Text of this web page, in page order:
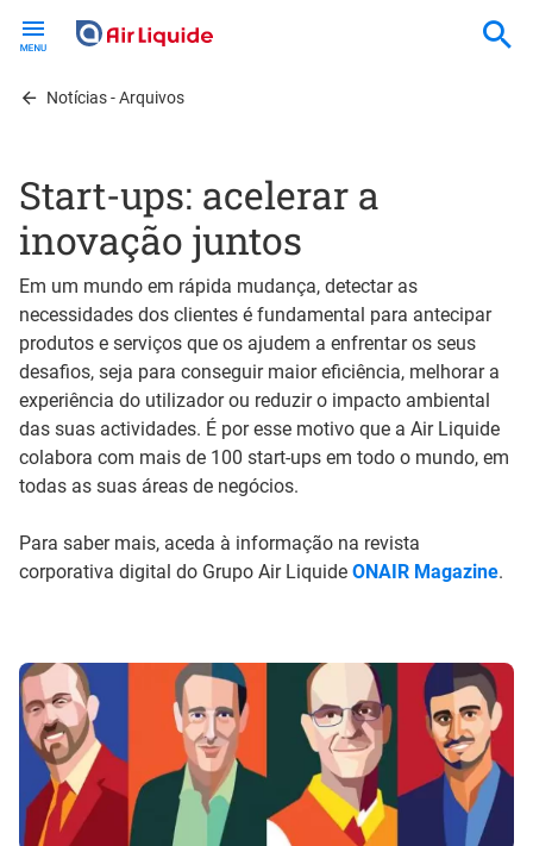
contentNotícias - Arquivos
Start-ups: acelerar a
inovação juntos
Em um mundo em rápida mudança, detectar as
necessidades dos clientes é fundamental para antecipar
produtos e serviços que os ajudem a enfrentar os seus
desafios, seja para conseguir maior eficiência, melhorar a
experiência do utilizador ou reduzir o impacto ambiental
das suas actividades. É por esse motivo que a Air Liquide
colabora com mais de 100 start-ups em todo o mundo, em
todas as suas áreas de negócios.
Para saber mais, aceda à informação na revista
corporativa digital do Grupo Air Liquide ONAIR Magazine.